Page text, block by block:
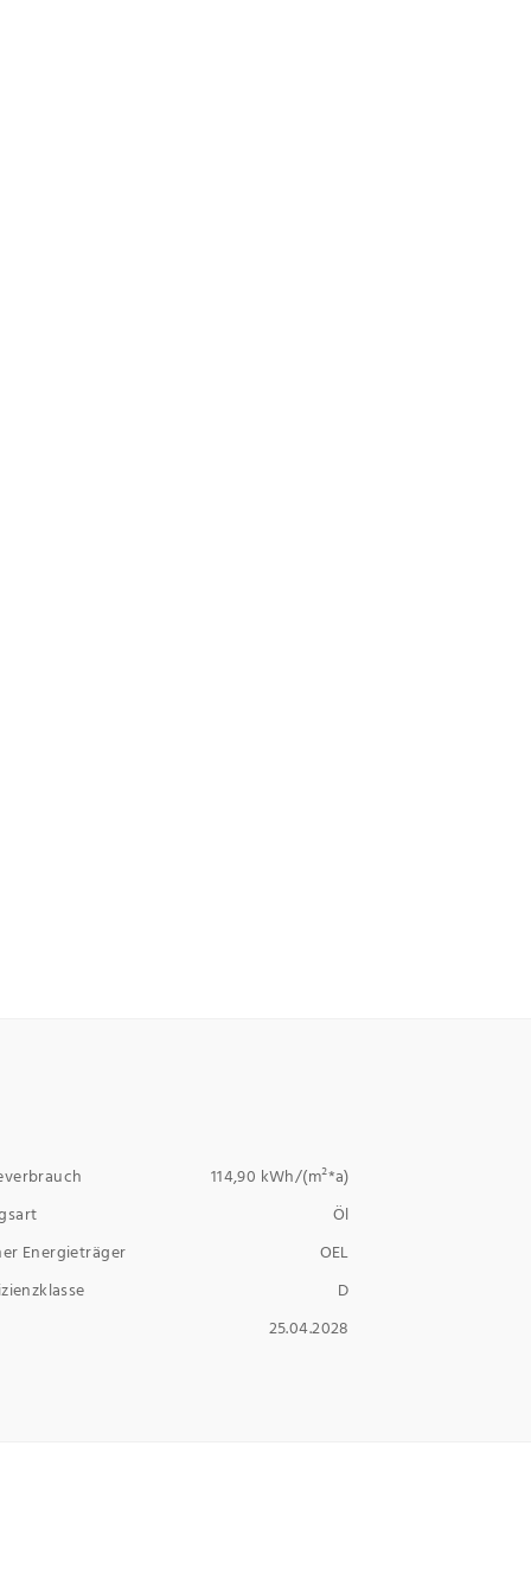
114,90 kWh/(m²*a)
Öl
Energieträger
OEL
D
25.04.2028